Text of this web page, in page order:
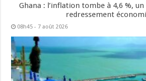
Ghana : l’inflation tombe à 4,6 %,
redressement
08h45 - 7 août 2026